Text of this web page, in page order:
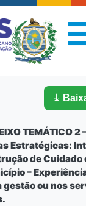
⤓
TEMÁTICO
Estratégicas:
de Cuidado
–
ou nos